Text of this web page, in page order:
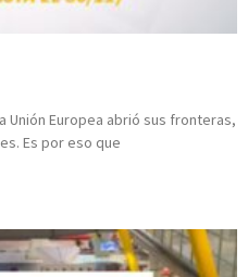
Unión Europea abrió sus fronteras,
Es por eso que